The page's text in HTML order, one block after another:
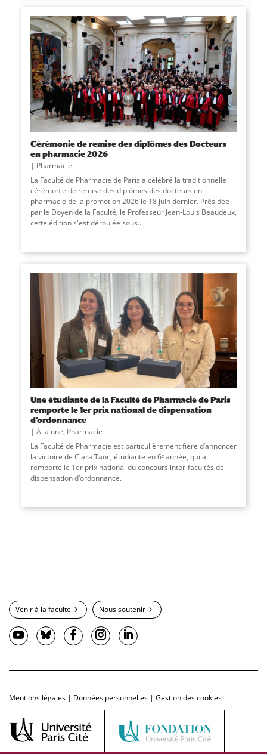
Cérémonie de remise des diplômes des Docteurs
en pharmacie 2026
Pharmacie
La Faculté de Pharmacie de Paris a célébré la traditionnelle
cérémonie de remise des diplômes des docteurs en
pharmacie de la promotion 2026 le 18 juin dernier. Présidée
par le Doyen de la Faculté, le Professeur Jean-Louis Beaudeux,
cette édition s'est déroulée sous...
Une étudiante de la Faculté de Pharmacie de Paris
remporte le 1er prix national de dispensation
d’ordonnance
À la une, Pharmacie
La Faculté de Pharmacie est particulièrement fière d’annoncer
la victoire de Clara Taoc, étudiante en 6ᵉ année, qui a
remporté le 1er prix national du concours inter-facultés de
dispensation d’ordonnance.
Venir à la faculté Nous soutenir
Mentions légales | Données personnelles | Gestion des cookies